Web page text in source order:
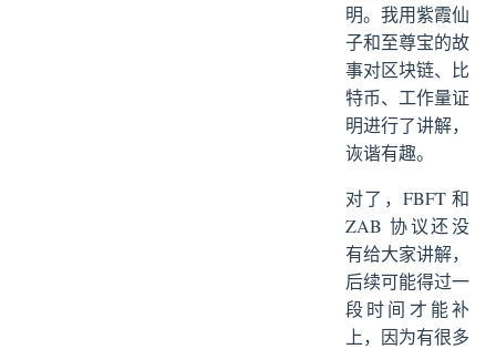
明。我用紫霞仙
子和至尊宝的故
事对区块链、比
特币、工作量证
明进行了讲解，
诙谐有趣。
对了，FBFT 和
ZAB 协议还没
有给大家讲解，
后续可能得过一
段时间才能补
上，因为有很多